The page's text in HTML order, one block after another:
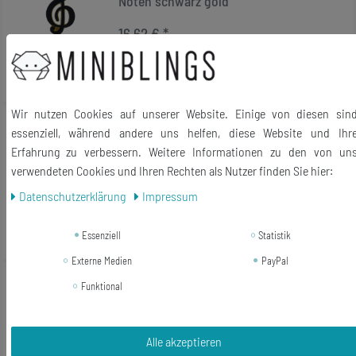
16,62 € *
In den Warenkorb
*inkl. ges. MwSt. zzgl.Versandkosten
Top-Artikel
Klavier Brosche Miniblings Pin
Anstecker Konzertflügel Klassik Piano
Flügel gold
16,62 € *
* Versandkosten
Mikrofon Brosche Miniblings Pin
16,62 € *
Wir nutzen Cookies auf unserer Website. Einige von diesen
essenziell, während andere uns helfen, diese Website und
Erfahrung zu verbessern. Weitere Informationen zu den von
verwendeten Cookies und Ihren Rechten als Nutzer finden Sie hier:
Daten­schutz­erklärung
Impressum
Essenziell
Statistik
Externe Medien
PayPal
Funktional
Alle akzeptieren